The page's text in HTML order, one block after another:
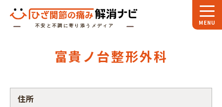
スペシャル対談
お役立ちコラム
富貴ノ台整形外科
住所